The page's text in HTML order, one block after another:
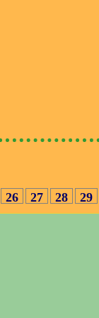
26 27 28 29